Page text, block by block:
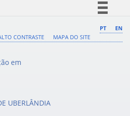
Comunica BR
PT
EN
CONTRASTE MAPA DO SITE
em
UBERLÂNDIA